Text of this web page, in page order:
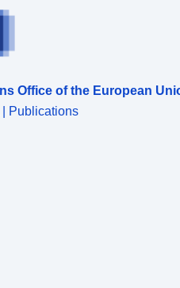
Office of the European
| Publications